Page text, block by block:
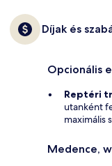
Díjak és
Opcionális
Reptéri
utanként
maximális
Medence,